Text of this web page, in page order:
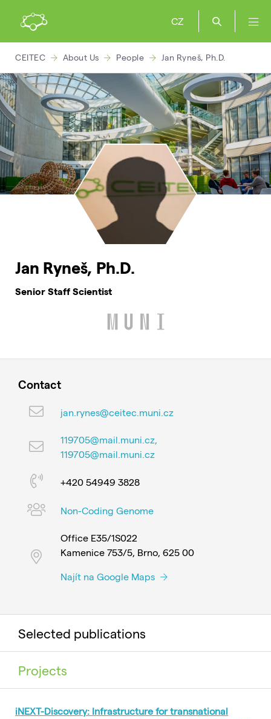
CZ
CEITEC About Us People Jan Ryneš, Ph.D.
Jan Ryneš, Ph.D.
Senior Staff Scientist
Contact
jan.rynes@ceitec.muni.cz
119705@mail.muni.cz,
119705@mail.muni.cz
+420 54949 3828
Non-Coding Genome
Office E35/1S022
Kamenice 753/5, Brno, 625 00
Najít na Google Maps
Selected publications
Projects
iNEXT-Discovery: Infrastructure for transnational